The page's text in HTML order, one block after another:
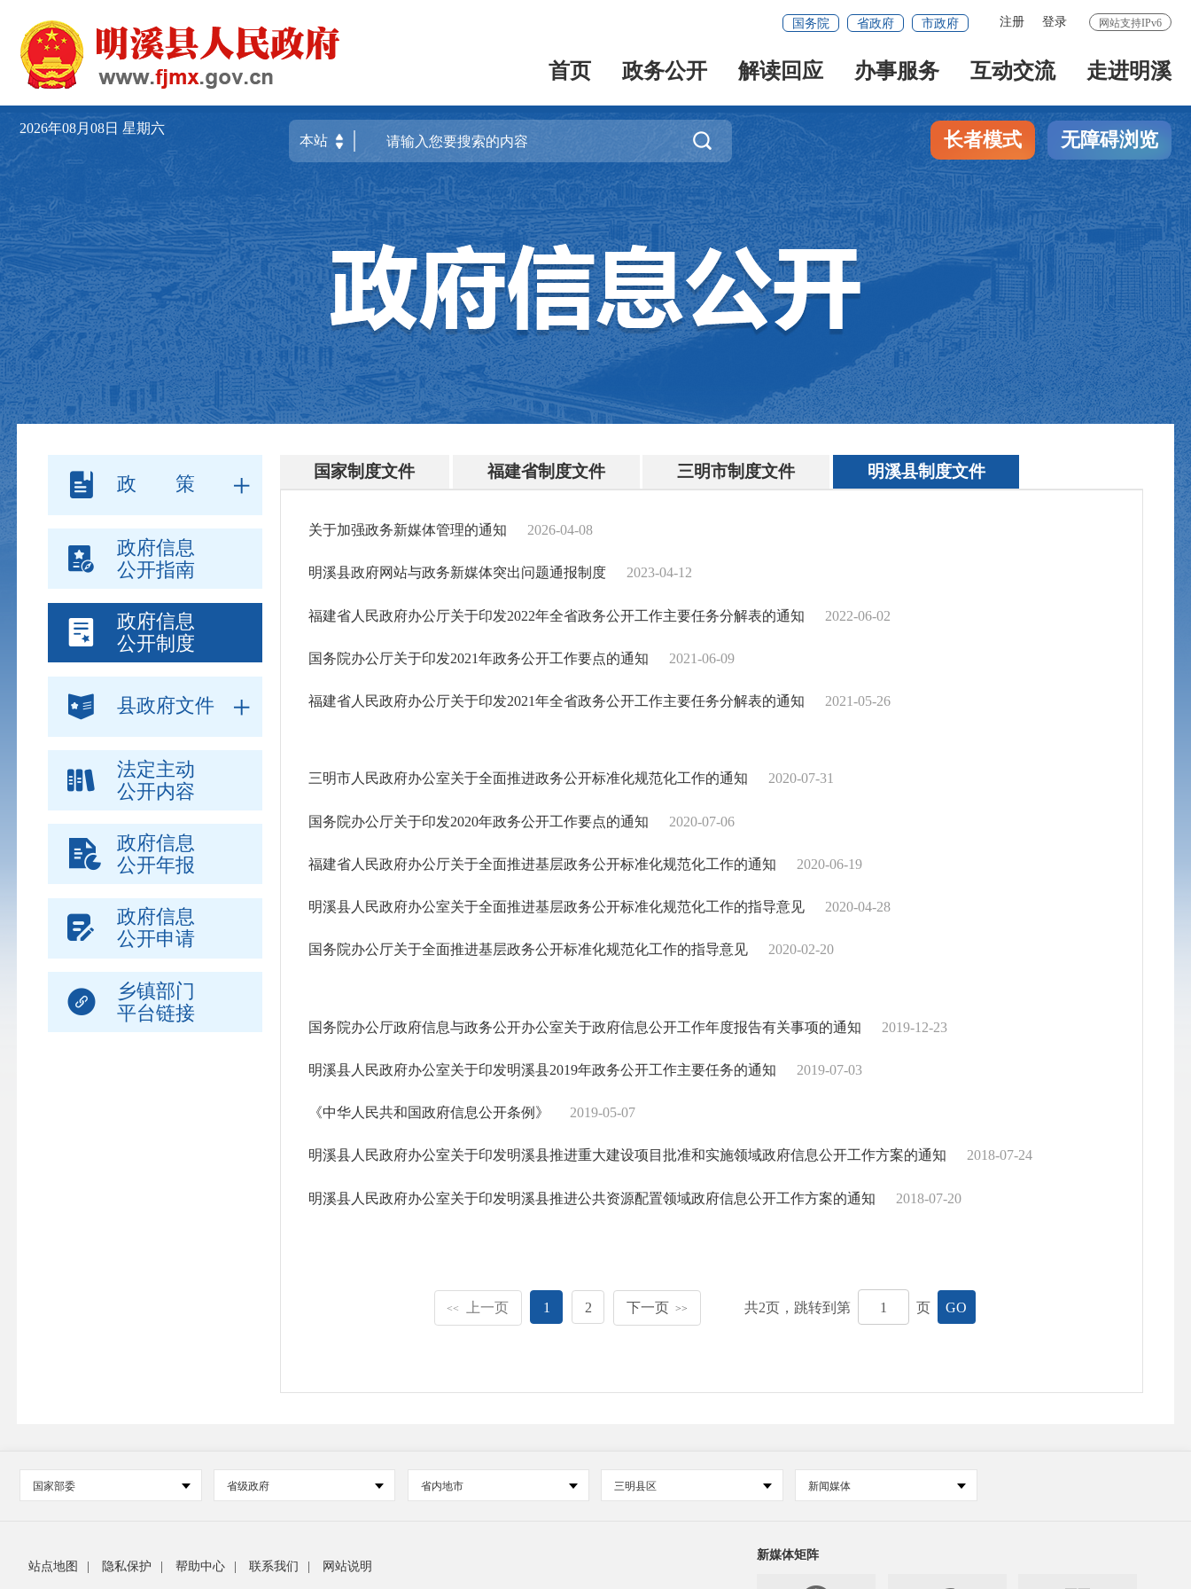
网站支持IPv6
注册 登录
国务院 省政府 市政府
首页 政务公开 解读回应 办事服务 互动交流 走进明溪
2026年08月08日 星期六
 长者模式 无障碍浏览
政 策
政府信息
公开指南
政府信息
公开制度
县政府文件
法定主动
公开内容
政府信息
公开年报
政府信息
公开申请
乡镇部门
平台链接
国家制度文件 福建省制度文件 三明市制度文件 明溪县制度文件
关于加强政务新媒体管理的通知 2026-04-08
明溪县政府网站与政务新媒体突出问题通报制度 2023-04-12
福建省人民政府办公厅关于印发2022年全省政务公开工作主要任务分解表的通知 2022-06-02
国务院办公厅关于印发2021年政务公开工作要点的通知 2021-06-09
福建省人民政府办公厅关于印发2021年全省政务公开工作主要任务分解表的通知 2021-05-26
三明市人民政府办公室关于全面推进政务公开标准化规范化工作的通知 2020-07-31
国务院办公厅关于印发2020年政务公开工作要点的通知 2020-07-06
福建省人民政府办公厅关于全面推进基层政务公开标准化规范化工作的通知 2020-06-19
明溪县人民政府办公室关于全面推进基层政务公开标准化规范化工作的指导意见 2020-04-28
国务院办公厅关于全面推进基层政务公开标准化规范化工作的指导意见 2020-02-20
国务院办公厅政府信息与政务公开办公室关于政府信息公开工作年度报告有关事项的通知 2019-12-23
明溪县人民政府办公室关于印发明溪县2019年政务公开工作主要任务的通知 2019-07-03
《中华人民共和国政府信息公开条例》 2019-05-07
明溪县人民政府办公室关于印发明溪县推进重大建设项目批准和实施领域政府信息公开工作方案的通知 2018-07-24
明溪县人民政府办公室关于印发明溪县推进公共资源配置领域政府信息公开工作方案的通知 2018-07-20
<< 上一页 1 2 下一页 >> 共2页，跳转到第 页 GO
国家部委 省级政府 省内地市 三明县区 新闻媒体
站点地图 | 隐私保护 | 帮助中心 | 联系我们 | 网站说明
新媒体矩阵